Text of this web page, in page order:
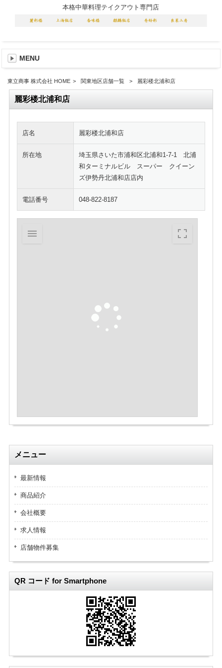
本格中華料理テイクアウト専門店
MENU
東立商事 株式会社 HOME > 関東地区店舗一覧 > 麗彩楼北浦和店
麗彩楼北浦和店
店名 麗彩楼北浦和店
所在地
埼玉県さいた市浦和区北浦和1-7-1 北浦
和ターミナルビル スーパー クイーン
ズ伊勢丹北浦和店店内
電話番号 048-822-8187
メニュー
最新情報
商品紹介
会社概要
求人情報
店舗物件募集
QR コード for Smartphone